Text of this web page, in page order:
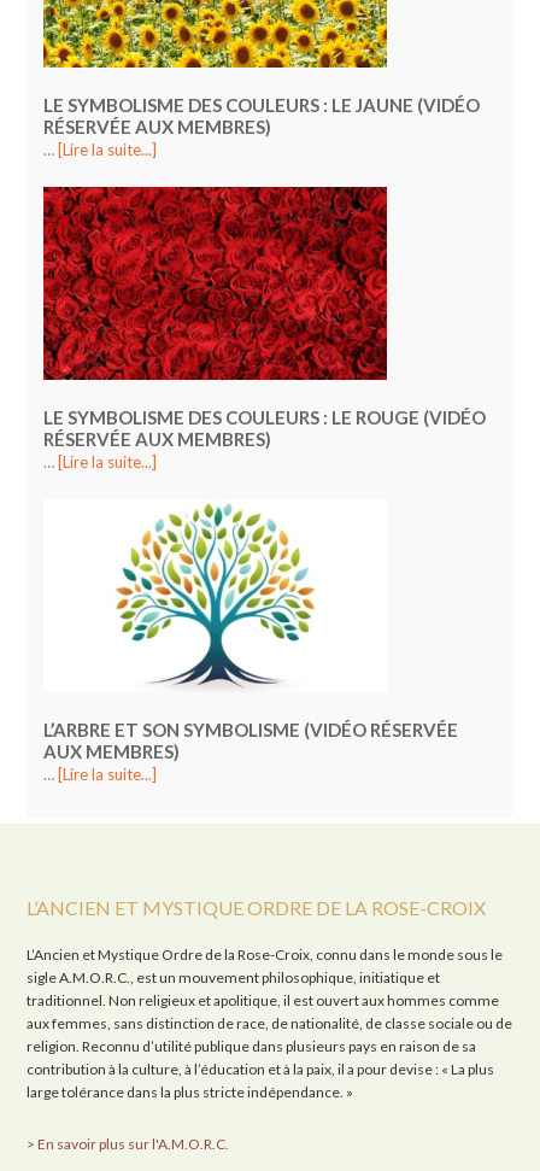
LE SYMBOLISME DES COULEURS : LE JAUNE (VIDÉO
RÉSERVÉE AUX MEMBRES)
… [Lire la suite...]
LE SYMBOLISME DES COULEURS : LE ROUGE (VIDÉO
RÉSERVÉE AUX MEMBRES)
… [Lire la suite...]
L’ARBRE ET SON SYMBOLISME (VIDÉO RÉSERVÉE
AUX MEMBRES)
… [Lire la suite...]
L’ANCIEN ET MYSTIQUE ORDRE DE LA ROSE-CROIX
L’Ancien et Mystique Ordre de la Rose-Croix, connu dans le monde sous le
sigle A.M.O.R.C., est un mouvement philosophique, initiatique et
traditionnel. Non religieux et apolitique, il est ouvert aux hommes comme
aux femmes, sans distinction de race, de nationalité, de classe sociale ou de
religion. Reconnu d’utilité publique dans plusieurs pays en raison de sa
contribution à la culture, à l’éducation et à la paix, il a pour devise : « La plus
large tolérance dans la plus stricte indépendance. »
> En savoir plus sur l'A.M.O.R.C.